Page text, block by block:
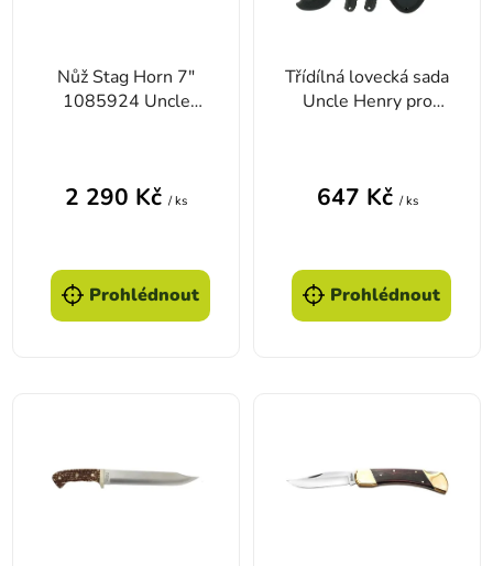
Nůž Stag Horn 7"
1085924 Uncle
2 290 Kč / ks
Prohlédnout
Třídílná lovecká sada
Uncle Henry pro
647 Kč / ks
Prohlédnout